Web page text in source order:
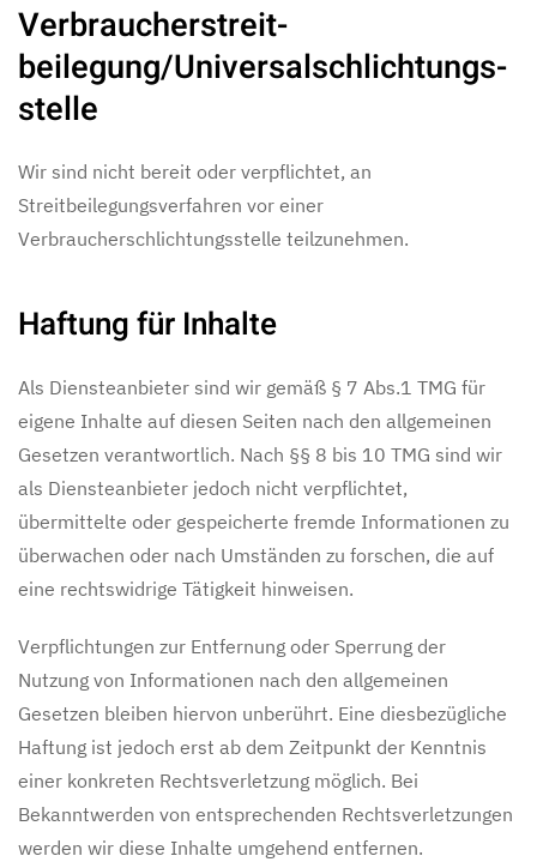
Verbraucher­streit­
beilegung/Universal­schlichtungs­
stelle
Wir sind nicht bereit oder verpflichtet, an
Streitbeilegungsverfahren vor einer
Verbraucherschlichtungsstelle teilzunehmen.
Haftung für Inhalte
Als Diensteanbieter sind wir gemäß § 7 Abs.1 TMG für
eigene Inhalte auf diesen Seiten nach den allgemeinen
Gesetzen verantwortlich. Nach §§ 8 bis 10 TMG sind wir
als Diensteanbieter jedoch nicht verpflichtet,
übermittelte oder gespeicherte fremde Informationen zu
überwachen oder nach Umständen zu forschen, die auf
eine rechtswidrige Tätigkeit hinweisen.
Verpflichtungen zur Entfernung oder Sperrung der
Nutzung von Informationen nach den allgemeinen
Gesetzen bleiben hiervon unberührt. Eine diesbezügliche
Haftung ist jedoch erst ab dem Zeitpunkt der Kenntnis
einer konkreten Rechtsverletzung möglich. Bei
Bekanntwerden von entsprechenden Rechtsverletzungen
werden wir diese Inhalte umgehend entfernen.